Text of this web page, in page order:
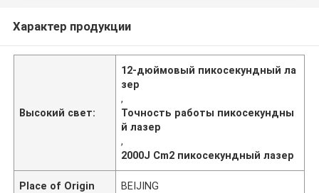
Характер продукции
Высокий свет:
12-дюймовый пикосекундный ла
зер
,
Точность работы пикосекундны
й лазер
,
2000J Cm2 пикосекундный лазер
Place of Origin BEIJING